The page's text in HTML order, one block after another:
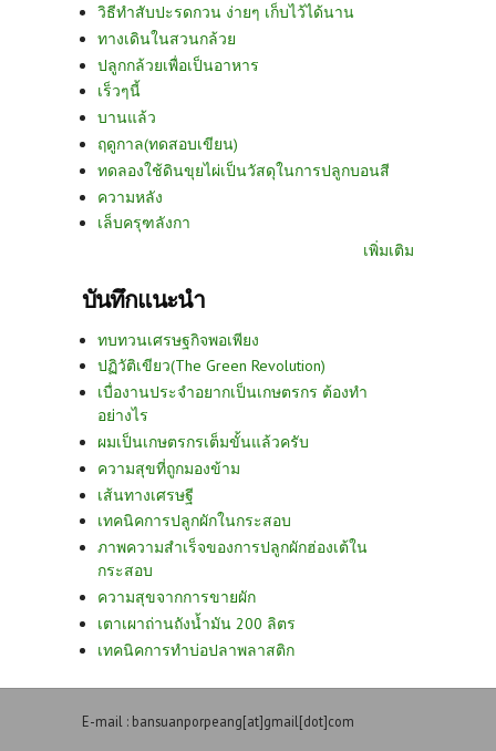
วิธีทำสับปะรดกวน ง่ายๆ เก็บไว้ได้นาน
ทางเดินในสวนกล้วย
ปลูกกล้วยเพื่อเป็นอาหาร
เร็วๆนี้
บานแล้ว
ฤดูกาล(ทดสอบเขียน)
ทดลองใช้ดินขุยไผ่เป็นวัสดุในการปลูกบอนสี
ความหลัง
เล็บครุฑลังกา
เพิ่มเติม
บันทึกแนะนำ
ทบทวนเศรษฐกิจพอเพียง
ปฏิวัติเขียว(The Green Revolution)
เบื่องานประจำอยากเป็นเกษตรกร ต้องทำ
อย่างไร
ผมเป็นเกษตรกรเต็มขั้นแล้วครับ
ความสุขที่ถูกมองข้าม
เส้นทางเศรษฐี
เทคนิคการปลูกผักในกระสอบ
ภาพความสำเร็จของการปลูกผักฮ่องเต้ใน
กระสอบ
ความสุขจากการขายผัก
เตาเผาถ่านถังน้ำมัน 200 ลิตร
เทคนิคการทำบ่อปลาพลาสติก
E-mail : bansuanporpeang[at]gmail[dot]com